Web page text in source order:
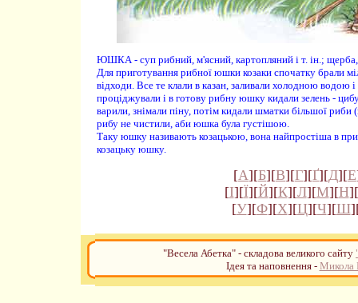
ЮШКА - суп рибний, м'ясний, картопляний і т. ін.;
Для приготування рибної юшки козаки спочатку брали
відходи. Все те клали в казан, заливали холодною водою
проціджували і в готову рибну юшку кидали зелень -
варили, знімали піну, потім кидали шматки більшої риби
рибу не чистили, аби юшка була густішою.
Таку юшку називають козацькою, вона найпростіша в
козацьку юшку.
[А][Б][В][Г][Ґ][Д][Е
[І][Ї][Й][К][Л][М][Н][
[У][Ф][Х][Ц][Ч][Ш
"Весела Абетка" - складова великого сайту
Ідея та наповнення -